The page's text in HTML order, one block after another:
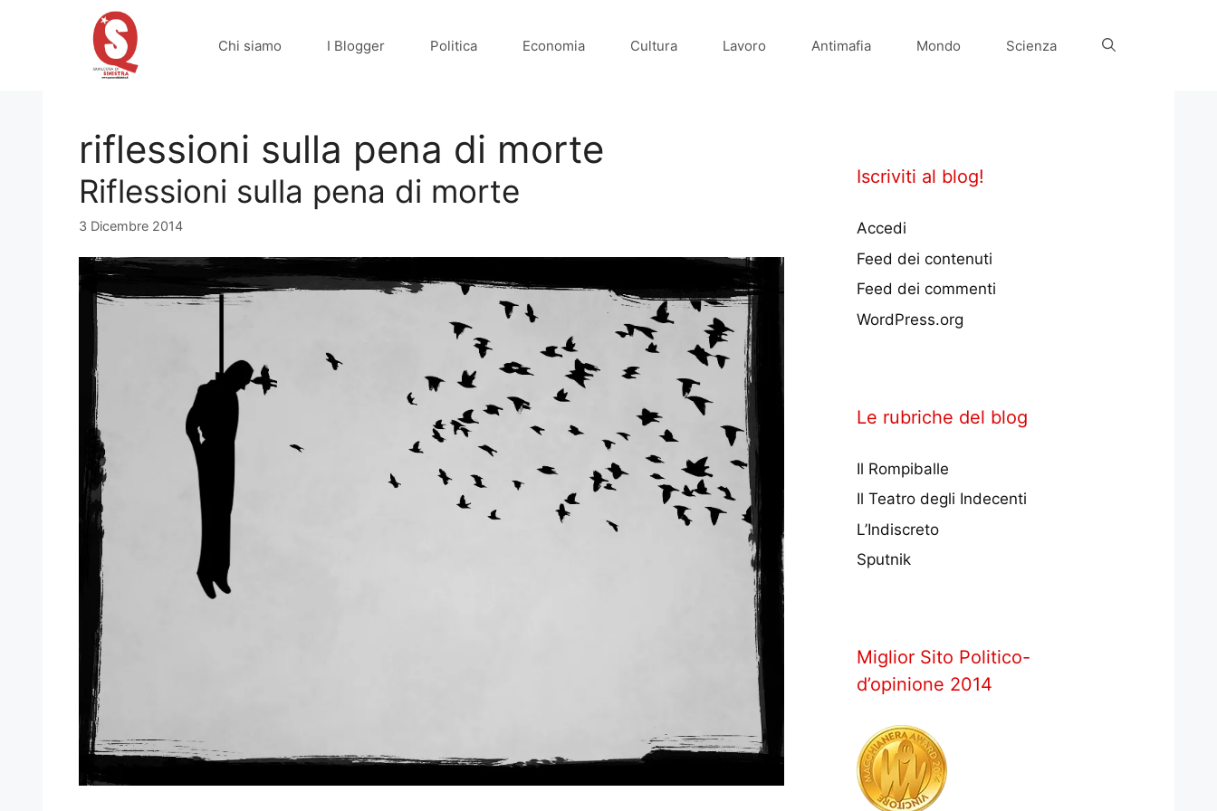
Chi siamo I Blogger Politica Economia Cultura Lavoro Antimafia Mondo Scienza
riflessioni sulla pena di morte
Riflessioni sulla pena di morte
3 Dicembre 2014
Iscriviti al blog!
Accedi
Feed dei contenuti
Feed dei commenti
WordPress.org
Le rubriche del blog
Il Rompiballe
Il Teatro degli Indecenti
L’Indiscreto
Sputnik
Miglior Sito Politico-
d’opinione 2014